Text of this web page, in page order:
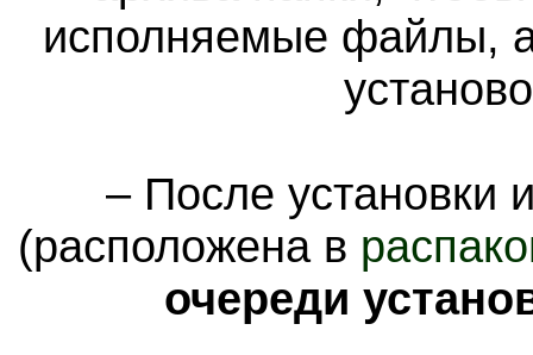
исполняемые файлы,
– После установки
(расположена в
очереди